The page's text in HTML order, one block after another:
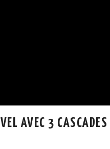
AVEC 3